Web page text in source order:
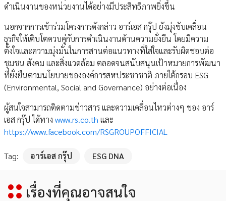
ดำเนินงานของหน่วยงานได้อย่างมีประสิทธิภาพยิ่งขึ้น
นอกจากการเข้าร่วมโครงการดังกล่าว อาร์เอส กรุ๊ป ยังมุ่งขับเคลื่อน
ธุรกิจให้เติบโตควบคู่กับการดำเนินงานด้านความยั่งยืน โดยมีความ
ตั้งใจและความมุ่งมั่นในการสานต่อแนวทางที่ใส่ใจและรับผิดชอบต่อ
ชุมชน สังคม และสิ่งแวดล้อม ตลอดจนสนับสนุนเป้าหมายการพัฒนา
ที่ยั่งยืนตามนโยบายขององค์การสหประชาชาติ ภายใต้กรอบ ESG
(Environmental, Social and Governance) อย่างต่อเนื่อง
ผู้สนใจสามารถติดตามข่าวสาร และความเคลื่อนไหวต่างๆ ของ อาร์
เอส กรุ๊ป ได้ทาง www.rs.co.th และ
https://www.facebook.com/RSGROUPOFFICIAL
Tag: อาร์เอส กรุ๊ป ESG DNA
เรื่องที่คุณอาจสนใจ